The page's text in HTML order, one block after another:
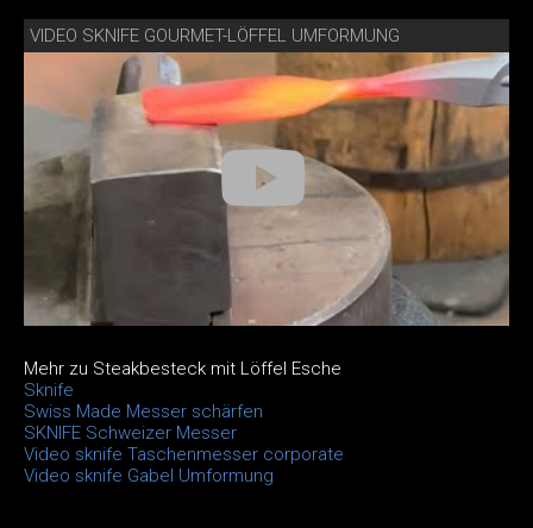
VIDEO SKNIFE GOURMET-LÖFFEL UMFORMUNG
Mehr zu Steakbesteck mit Löffel Esche
Sknife
Swiss Made Messer schärfen
SKNIFE Schweizer Messer
Video sknife Taschenmesser corporate
Video sknife Gabel Umformung